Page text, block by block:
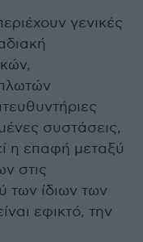
γενικές
συστάσεις,
η επαφή μεταξύ
στις
των ίδιων των
εφικτό, την